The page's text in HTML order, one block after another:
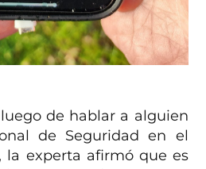
de hablar a alguien
de Seguridad en el
la experta afirmó que es